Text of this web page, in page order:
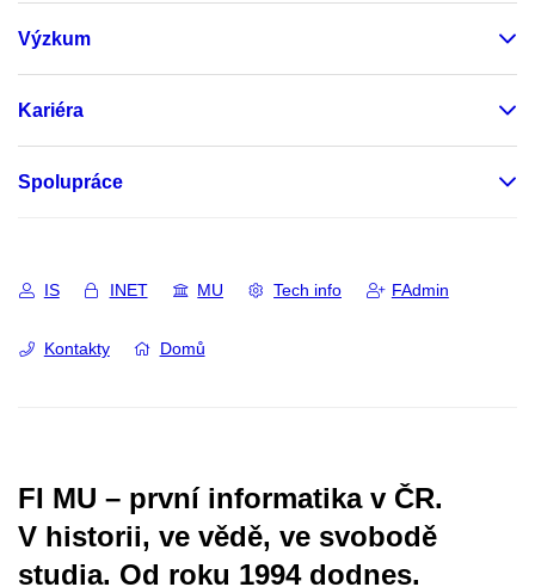
Výzkum
Kariéra
Spolupráce
IS INET MU Tech info FAdmin
Kontakty Domů
FI MU – první informatika v ČR.
V historii, ve vědě, ve svobodě
studia. Od roku 1994 dodnes.